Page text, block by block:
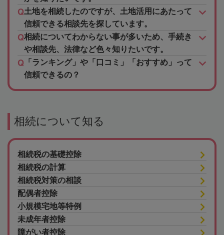
土地を相続したのですが、土地活用にあたって
信頼できる相談先を探しています。
相続についてわからない事が多いため、手続き
や相談先、法律など色々知りたいです。
「ランキング」や「口コミ」「おすすめ」って
信頼できるの？
相続について知る
相続税の基礎控除
相続税の計算
相続税対策の相談
配偶者控除
小規模宅地等特例
未成年者控除
障がい者控除